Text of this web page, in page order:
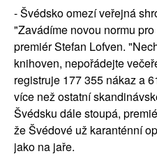
- Švédsko omezí veřejná
"Zavádíme novou normu
premiér Stefan Lofven.
knihoven, nepořádejte
registruje 177 355 nákaz a
více než ostatní
Švédsku dále stoupá,
že Švédové už karanténní
jako na jaře.